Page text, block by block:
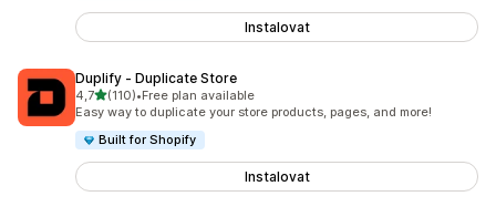
Instalovat
Duplify ‑ Duplicate Store
4,7z 5 hvězd
(110)
Celkový počet recenzí: 110
•Free plan available
Easy way to duplicate your store products, pages, and more!
Built for Shopify
Instalovat